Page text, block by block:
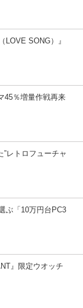
LOVE SONG）』
45％増量作戦再来
レトロフューチャ
ぶ「10万円台PC3
』限定ウオッチ